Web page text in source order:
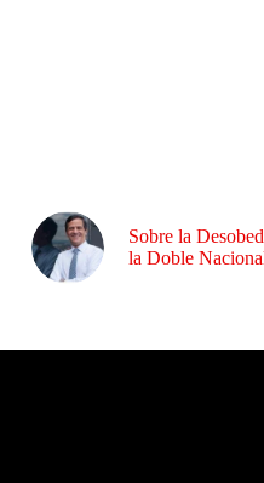
Sobre la
la Doble